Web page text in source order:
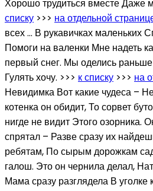
Хорошо трудиться вместе Даже
списку >>> на отдельной
всех … В рукавичках маленьких
Помоги на валенки Мне надеть
первый снег. Мы оделись раньше
Гулять хочу. >>> к списку >>> на
Невидимка Вот какие чудеса –
котенка он обидит, То сорвет
нигде не видит Этого озорника.
спрятал – Разве сразу их
ребятам, По сырым дорожкам
галош. Это он чернила делал,
Мама сразу разглядела В уголке